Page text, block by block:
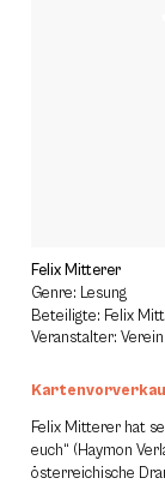
Felix Mitterer
Genre: Lesung
Beteiligte: Felix
Veranstalter:
Felix Mitterer hat
euch“ (Haymon
österreichische